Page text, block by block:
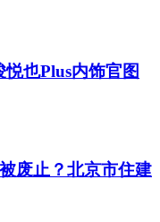
也Plus内饰官图
废止？北京市住建